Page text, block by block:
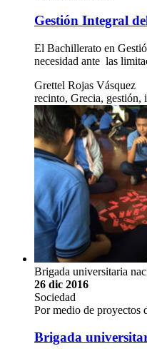
Gestión Integral
El Bachillerato en
necesidad ante las
Grettel Rojas Vásquez
recinto, Grecia, gestión,
Brigada universitaria
26 dic 2016
Sociedad
Por medio de proyectos
Brigada